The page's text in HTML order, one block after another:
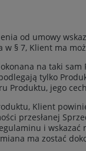
od umowy
w § 7, Klient ma
na taki
tylko
Produktu, jego
Klient
przesłanej
i
ma zostać